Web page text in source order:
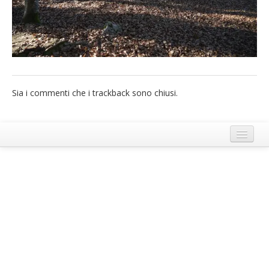
French
Italiano
Sia i commenti che i trackback sono chiusi.